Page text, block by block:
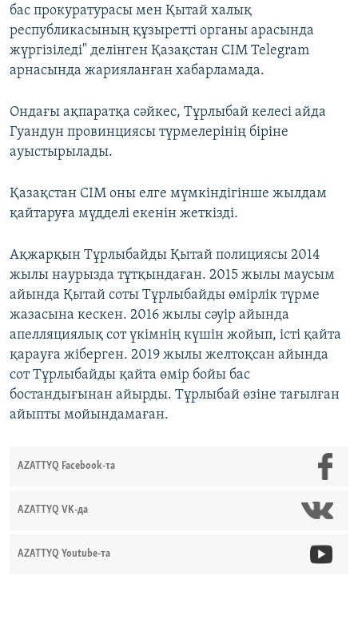
бас прокуратурасы мен Қытай халық
республикасының құзыретті органы арасында
жүргізіледі" делінген Қазақстан СІМ Telegram
арнасында жарияланған хабарламада.
Ондағы ақпаратқа сәйкес, Тұрлыбай келесі айда
Гуандун провинциясы түрмелерінің біріне
ауыстырылады.
Қазақстан СІМ оны елге мүмкіндігінше жылдам
қайтаруға мүдделі екенін жеткізді.
Ақжарқын Тұрлыбайды Қытай полициясы 2014
жылы наурызда тұтқындаған. 2015 жылы маусым
айында Қытай соты Тұрлыбайды өмірлік түрме
жазасына кескен. 2016 жылы сәуір айында
апелляциялық сот үкімнің күшін жойып, істі қайта
қарауға жіберген. 2019 жылы желтоқсан айында
сот Тұрлыбайды қайта өмір бойы бас
бостандығынан айырды. Тұрлыбай өзіне тағылған
айыпты мойындамаған.
AZATTYQ Facebook-та
AZATTYQ VK-да
AZATTYQ Youtube-та